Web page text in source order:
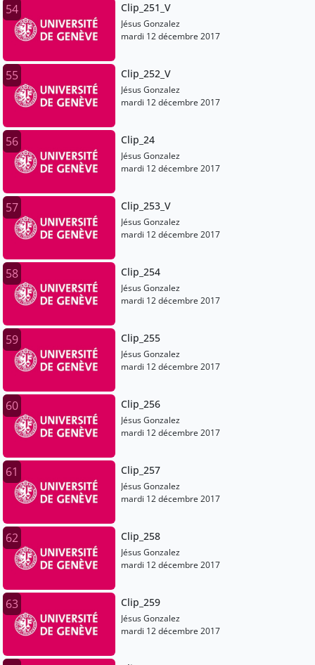
54 Clip_251_V
Jésus Gonzalez
mardi 12 décembre 2017
55 Clip_252_V
Jésus Gonzalez
mardi 12 décembre 2017
56 Clip_24
Jésus Gonzalez
mardi 12 décembre 2017
57 Clip_253_V
Jésus Gonzalez
mardi 12 décembre 2017
58 Clip_254
Jésus Gonzalez
mardi 12 décembre 2017
59 Clip_255
Jésus Gonzalez
mardi 12 décembre 2017
60 Clip_256
Jésus Gonzalez
mardi 12 décembre 2017
61 Clip_257
Jésus Gonzalez
mardi 12 décembre 2017
62 Clip_258
Jésus Gonzalez
mardi 12 décembre 2017
63 Clip_259
Jésus Gonzalez
mardi 12 décembre 2017